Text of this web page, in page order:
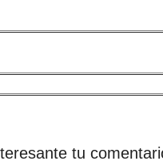
tu